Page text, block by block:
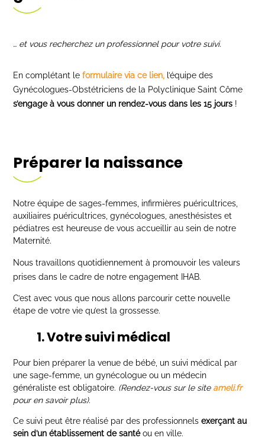
… et vous recherchez un professionnel pour votre suivi.
En complétant leformulaire via ce lien, l’équipe des
Gynécologues-Obstétriciens de la Polyclinique Saint Côme
s’engage à vous donner un rendez-vous dans les 15 jours !
Préparer la naissance
Notre équipe de sages-femmes, infirmières puéricultrices,
auxiliaires puéricultrices, gynécologues, anesthésistes et
pédiatres est heureuse de vous accueillir au sein de notre
Maternité.
Nous travaillons quotidiennement à promouvoir les valeurs
prises dans le cadre de notre engagement IHAB.
C’est avec vous que nous allons parcourir cette nouvelle
étape de votre vie qu’est la grossesse.
1. Votre suivi médical
Pour bien préparer la venue de bébé, un suivi médical par
une sage-femme, un gynécologue ou un médecin
généraliste est obligatoire. (Rendez-vous sur le site ameli.fr
pour en savoir plus).
Ce suivi peut être réalisé par des professionnelsexerçant au
sein d’un établissement de santéou en ville.